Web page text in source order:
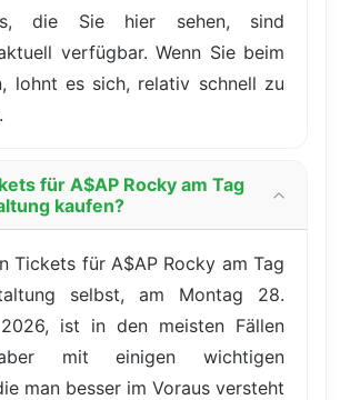
die Sie hier sehen, sind
verfügbar. Wenn Sie beim
lohnt es sich, relativ schnell zu
für A$AP Rocky am Tag
kaufen?
Tickets für A$AP Rocky am Tag
selbst, am Montag 28.
ist in den meisten Fällen
mit einigen wichtigen
man besser im Voraus versteht